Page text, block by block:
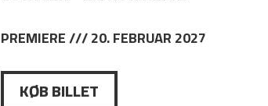
PREMIERE /// 20. FEBRUAR 2027
KØB BILLET